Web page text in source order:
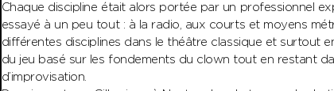
Chaque discipline était alors portée par un professionnel
essayé à un peu tout : à la radio, aux courts et moyens
différentes disciplines dans le théâtre classique et surtout
du jeu basé sur les fondements du clown tout en restant
d’improvisation.